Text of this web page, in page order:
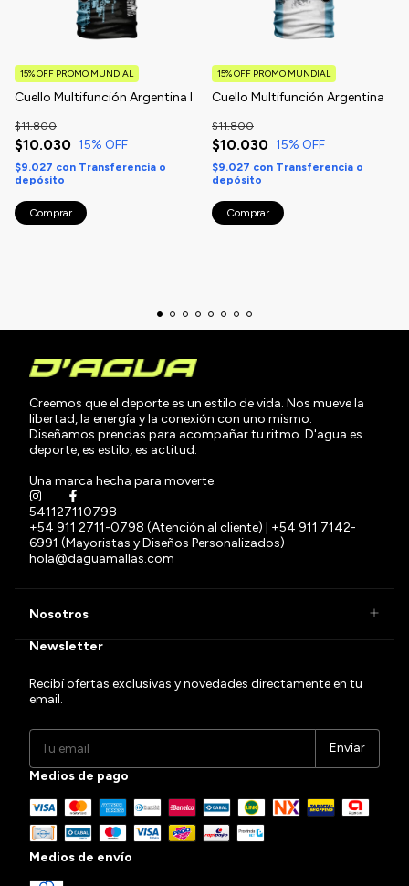
Cuello Multifunción Argentina I
$10.030
$11.800
15% OFF
15% OFF PROMO MUNDIAL
$9.027 con Transferencia o
depósito
Cuello Multifunción Argentina
$10.030
$11.800
15% OFF
15% OFF PROMO MUNDIAL
$9.027 con Transferencia o
depósito
Creemos que el deporte es un estilo de vida. Nos mueve la
libertad, la energía y la conexión con uno mismo.
Diseñamos prendas para acompañar tu ritmo. D'agua es
deporte, es estilo, es actitud.
Una marca hecha para moverte.
541127110798
+54 911 2711-0798 (Atención al cliente) | +54 911 7142-
6991 (Mayoristas y Diseños Personalizados)
hola@daguamallas.com
Nosotros
Newsletter
Recibí ofertas exclusivas y novedades directamente en tu
email.
Medios de pago
Medios de envío